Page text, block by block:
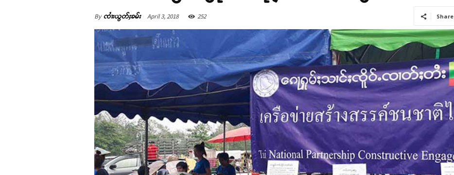
By ၸၢႆးယွတ်ႈၶမ်း April 3, 2018 252 Share